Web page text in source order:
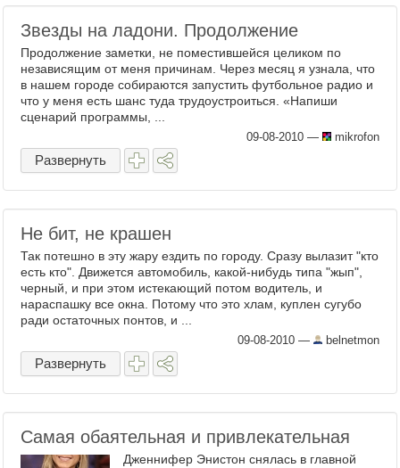
Звезды на ладони. Продолжение
Продолжение заметки, не поместившейся целиком по
независящим от меня причинам. Через месяц я узнала, что
в нашем городе собираются запустить футбольное радио и
что у меня есть шанс туда трудоустроиться. «Напиши
сценарий программы, ...
09-08-2010 — mikrofon
Развернуть
Не бит, не крашен
Так потешно в эту жару ездить по городу. Сразу вылазит "кто
есть кто". Движется автомобиль, какой-нибудь типа "жып",
черный, и при этом истекающий потом водитель, и
нараспашку все окна. Потому что это хлам, куплен сугубо
ради остаточных понтов, и ...
09-08-2010 — belnetmon
Развернуть
Самая обаятельная и привлекательная
Дженнифер Энистон снялась в главной